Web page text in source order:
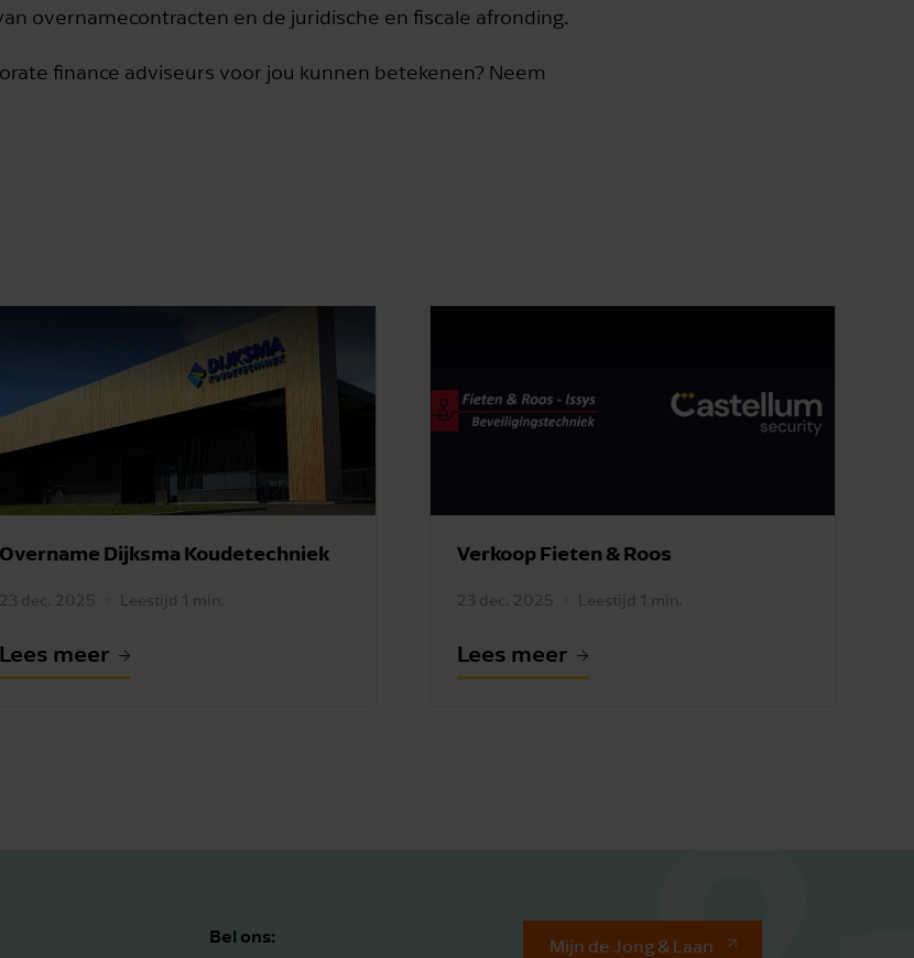
overnamecontracten en de juridische en fiscale afronding.
finance adviseurs voor jou kunnen betekenen? Neem
Overname Dijksma Koudetechniek
23 dec. 2025 Leestijd 1 min.
Lees meer
Verkoop Fieten & Roos
23 dec. 2025 Leestijd 1 min.
Lees meer
Bel ons: Mijn de Jong & Laan